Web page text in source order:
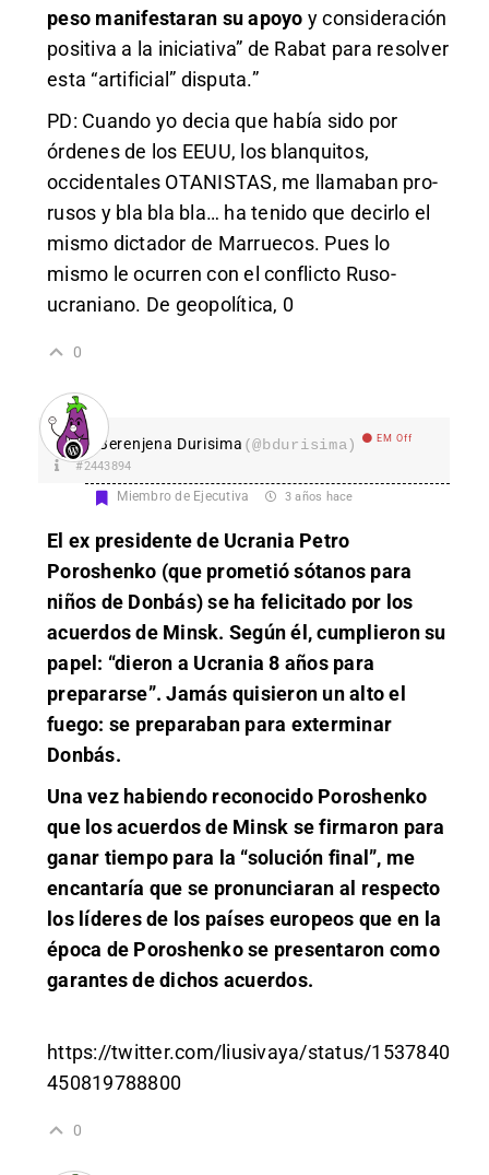
peso manifestaran su apoyo y consideración
positiva a la iniciativa” de Rabat para resolver
esta “artificial” disputa.”
PD: Cuando yo decia que había sido por
órdenes de los EEUU, los blanquitos,
occidentales OTANISTAS, me llamaban pro-
rusos y bla bla bla… ha tenido que decirlo el
mismo dictador de Marruecos. Pues lo
mismo le ocurren con el conflicto Ruso-
ucraniano. De geopolítica, 0
0
Berenjena Durisima (@bdurisima) EM Off
#2443894
Miembro de Ejecutiva 3 años hace
El ex presidente de Ucrania Petro
Poroshenko (que prometió sótanos para
niños de Donbás) se ha felicitado por los
acuerdos de Minsk. Según él, cumplieron su
papel: “dieron a Ucrania 8 años para
prepararse”. Jamás quisieron un alto el
fuego: se preparaban para exterminar
Donbás.
Una vez habiendo reconocido Poroshenko
que los acuerdos de Minsk se firmaron para
ganar tiempo para la “solución final”, me
encantaría que se pronunciaran al respecto
los líderes de los países europeos que en la
época de Poroshenko se presentaron como
garantes de dichos acuerdos.
https://twitter.com/liusivaya/status/1537840
450819788800
0